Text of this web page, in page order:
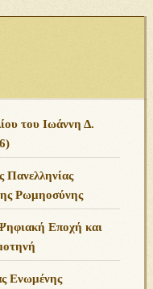
του Ιωάννη Δ.
Ρωμηοσύνης
Εποχή και
Ενωμένης